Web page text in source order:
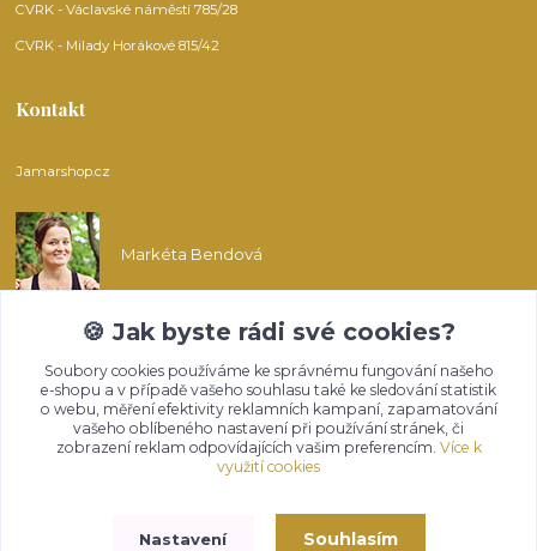
CVRK - Václavské náměstí 785/28
CVRK - Milady Horákové 815/42
Kontakt
Jamarshop.cz
Markéta Bendová
info@jamarshop.cz
🍪 Jak byste rádi své cookies?
Soubory cookies používáme ke správnému fungování našeho
e-shopu a v případě vašeho souhlasu také ke sledování statistik
o webu, měření efektivity reklamních kampaní, zapamatování
vašeho oblíbeného nastavení při používání stránek, či
zobrazení reklam odpovídajících vašim preferencím. Více k
využití cookies
Nastavení Souhlasím